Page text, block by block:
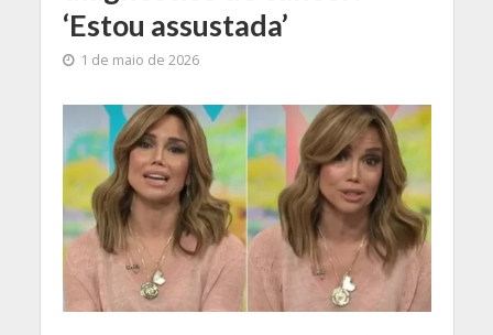
‘Estou assustada’
1 de maio de 2026